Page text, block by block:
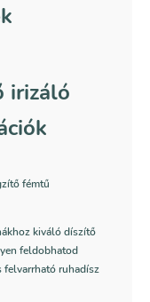
irizáló
fémtű
kiváló díszítő
feldobhatod
felvarrható ruhadísz